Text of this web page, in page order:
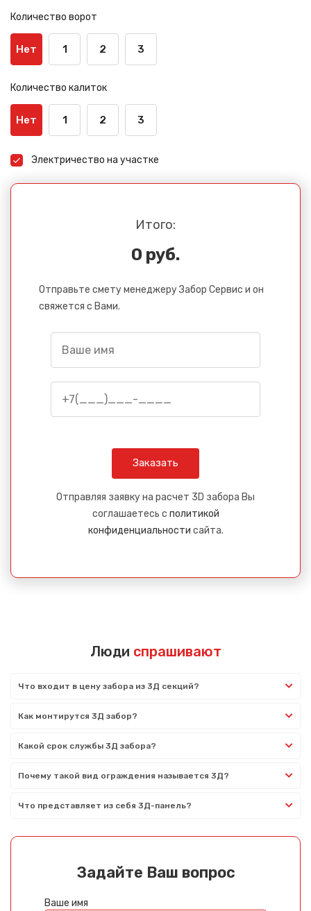
Количество ворот
Нет 1 2 3
Количество калиток
Нет 1 2 3
Электричество на участке
Итого:
0 руб.
Отправьте смету менеджеру Забор Сервис и он
свяжется с Вами.
Отправляя заявку на расчет 3D забора Вы
соглашаетесь с политикой
конфиденциальности сайта.
Люди спрашивают
Что входит в цену забора из 3Д секций?
Как монтирутся 3Д забор?
Какой срок службы 3Д забора?
Почему такой вид ограждения называется 3Д?
Что представляет из себя 3Д-панель?
Задайте Ваш вопрос
Ваше имя